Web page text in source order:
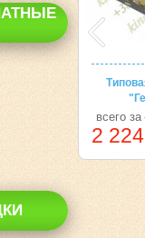
всего за
2